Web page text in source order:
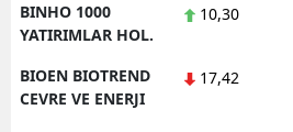
BINHO 1000
YATIRIMLAR HOL.
10,30
BIOEN BIOTREND
CEVRE VE ENERJI
17,42